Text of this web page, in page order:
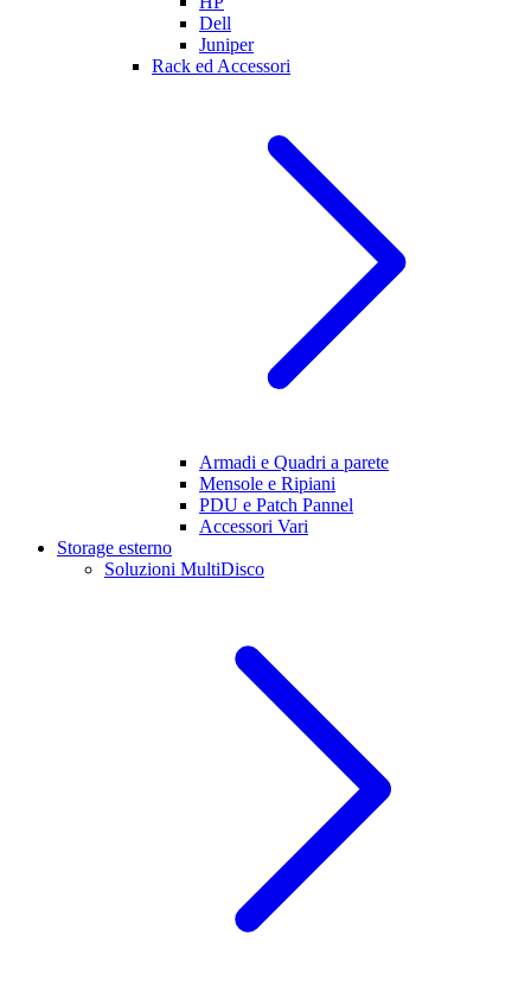
Dell
Juniper
Rack ed Accessori
Armadi e Quadri a parete
Mensole e Ripiani
PDU e Patch Pannel
Accessori Vari
Storage esterno
Soluzioni MultiDisco